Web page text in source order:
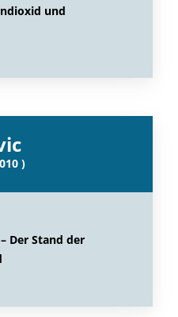
und
)
Der Stand der